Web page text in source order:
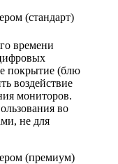
(стандарт)
времени
покрытие (блю
воздействие
мониторов.
во
не для
(премиум)